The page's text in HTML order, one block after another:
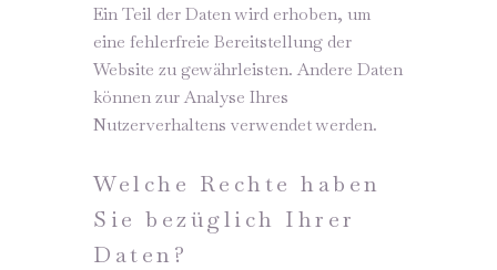
Ein Teil der Daten wird erhoben, um
eine fehlerfreie Bereitstellung der
Website zu gewährleisten. Andere Daten
können zur Analyse Ihres
Nutzerverhaltens verwendet werden.
Welche Rechte haben
Sie bezüglich Ihrer
Daten?